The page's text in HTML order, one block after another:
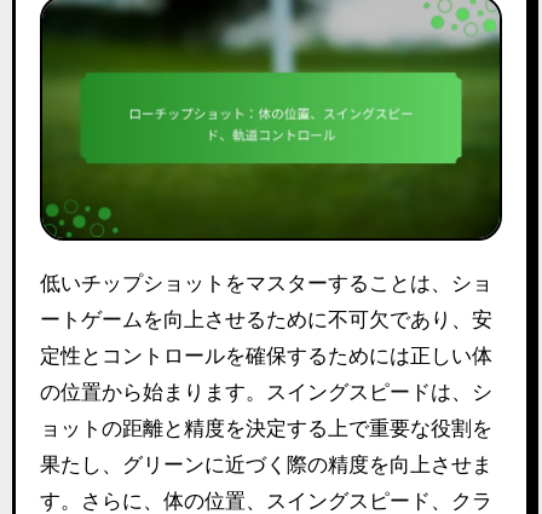
低いチップショットをマスターすることは、ショ
ートゲームを向上させるために不可欠であり、安
定性とコントロールを確保するためには正しい体
の位置から始まります。スイングスピードは、シ
ョットの距離と精度を決定する上で重要な役割を
果たし、グリーンに近づく際の精度を向上させま
す。さらに、体の位置、スイングスピード、クラ